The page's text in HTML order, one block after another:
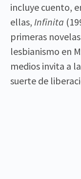
incluye cuento,
ellas, Infinita
primeras
lesbianismo en
medios invita a
suerte de